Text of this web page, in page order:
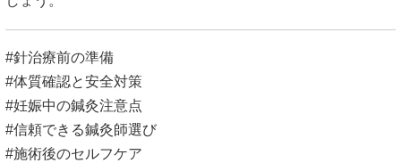
肩凝り 鍼灸で根本改善！効果と施術の流
れを徹底解説
自律神経の乱れに効く鍼灸とツボ療法：専
門家が教えるセルフケア法
メニュー
はじめてのかたへ